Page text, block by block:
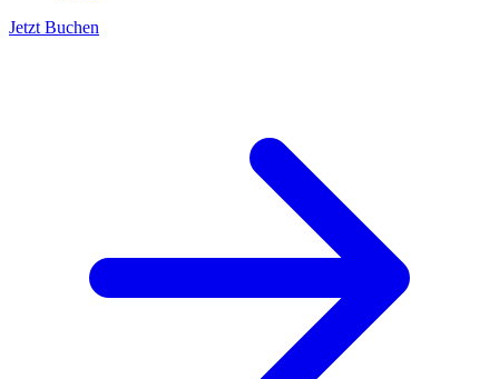
Jetzt Buchen